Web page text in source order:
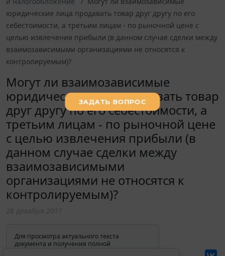
юридические лица продавать товар друг другу по его
себестоимости, а третьим лицам - по рыночной цене с
целью извлечения прибыли (в данном случае сделки между
взаимозависимыми организациями не относятся к
контролируемым)?
Могут ли взаимозависимые
юридические лица продавать товар
друг другу по его себестоимости, а
третьим лицам - по рыночной цене
с целью извлечения прибыли (в
данном случае сделки между
взаимозависимыми
организациями не относятся к
контролируемым)?
Для просмотра актуального текста
документа и получения полной